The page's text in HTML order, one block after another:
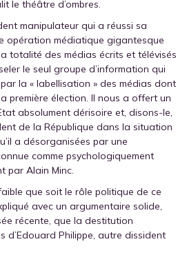
le théâtre d’ombres.
manipulateur qui a réussi sa
opération médiatique gigantesque
totalité des médias écrits et télévisés
le seul groupe d’information qui
la « labellisation » des médias dont
première élection. Il nous a offert un
absolument dérisoire et, disons-le,
de la République dans la situation
a désorganisées par une
comme psychologiquement
par Alain Minc.
que soit le rôle politique de ce
avec un argumentaire solide,
récente, que la destitution
d’Edouard Philippe, autre dissident